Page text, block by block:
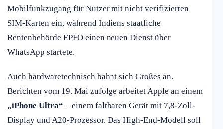
Mobilfunkzugang für Nutzer mit nicht verifizierten
SIM-Karten ein, während Indiens staatliche
Rentenbehörde EPFO einen neuen Dienst über
WhatsApp startete.
Auch hardwaretechnisch bahnt sich Großes an.
Berichten vom 19. Mai zufolge arbeitet Apple an einem
„iPhone Ultra“ – einem faltbaren Gerät mit 7,8-Zoll-
Display und A20-Prozessor. Das High-End-Modell soll